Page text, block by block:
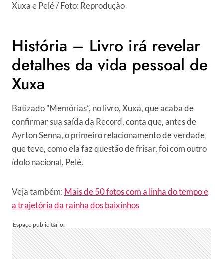
Xuxa e Pelé / Foto: Reprodução
História – Livro irá revelar
detalhes da vida pessoal de
Xuxa
Batizado ”Memórias”, no livro, Xuxa, que acaba de
confirmar sua saída da Record, conta que, antes de
Ayrton Senna, o primeiro relacionamento de verdade
que teve, como ela faz questão de frisar, foi com outro
ídolo nacional, Pelé.
Veja também: Mais de 50 fotos com a linha do tempo e
a trajetória da rainha dos baixinhos